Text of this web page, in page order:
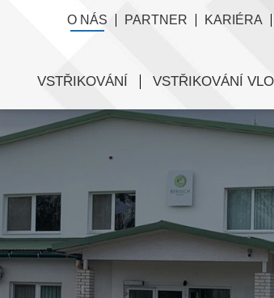
O NÁS PARTNER KARIÉRA
VSTŘIKOVÁNÍ VSTŘIKOVÁNÍ